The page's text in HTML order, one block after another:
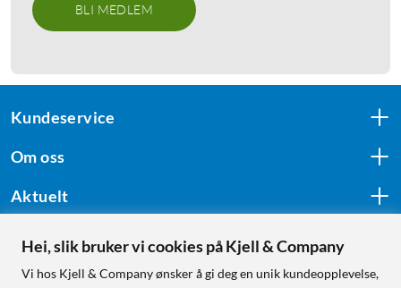
BLI MEDLEM
Kundeservice
Om oss
Aktuelt
Følg oss
Hei, slik bruker vi cookies på Kjell & Company
Vi hos Kjell & Company ønsker å gi deg en unik kundeopplevelse,